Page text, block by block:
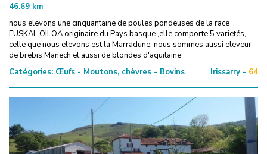
46.69 km
nous elevons une cinquantaine de poules pondeuses de la race
EUSKAL OILOA originaire du Pays basque ,elle comporte 5 varietés,
celle que nous elevons est la Marradune. nous sommes aussi eleveur
de brebis Manech et aussi de blondes d'aquitaine
Catégories: Œufs - Moutons, chèvres - Bovins Irissarry - 64